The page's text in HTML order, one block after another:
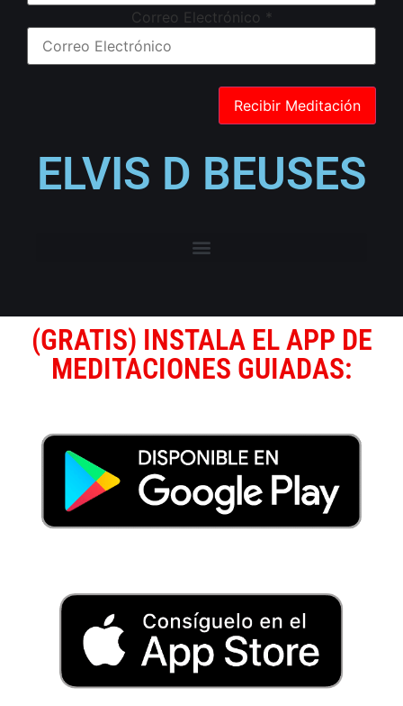
Correo Electrónico *
ELVIS D BEUSES
(GRATIS) INSTALA EL APP DE
MEDITACIONES GUIADAS: